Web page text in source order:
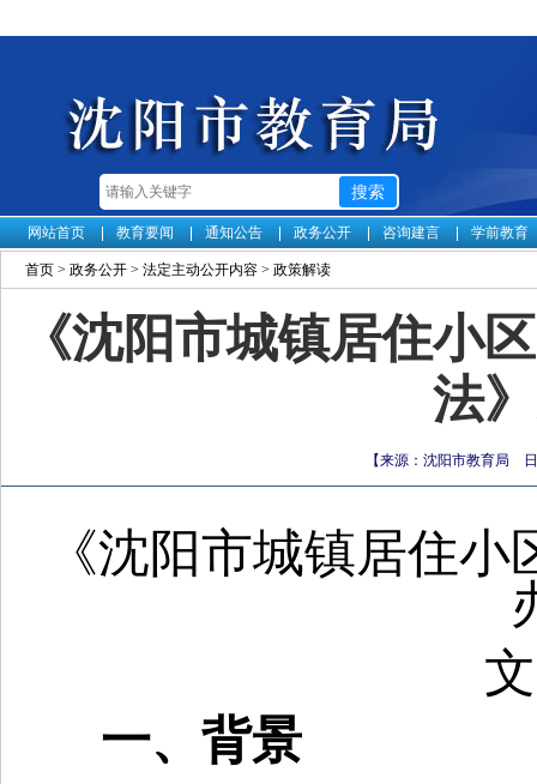
网站首页 教育要闻 通知公告 政务公开 咨询建言 学前教育
首页 > 政务公开 > 法定主动公开内容 > 政策解读
《沈阳市城镇居住小
法
【来源：沈阳市教育局
《沈阳市城镇居住
一、背景